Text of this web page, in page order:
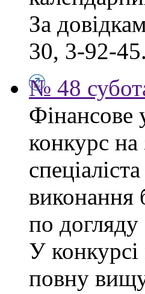
За
30, 3-92-45.
№ 48
Фінансове
конкурс на
виконання
по
У
повну